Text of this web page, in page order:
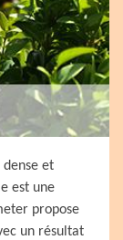
dense et
est une
propose
un résultat